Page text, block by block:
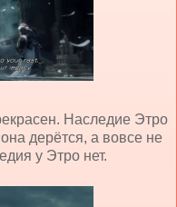
Наследие Этро
дерётся, а вовсе не
у Этро нет.